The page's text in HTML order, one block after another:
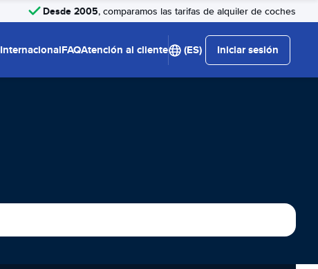
Desde 2005, comparamos las tarifas de alquiler de coches
InternacionalFAQAtención al cliente (ES) Iniciar sesión